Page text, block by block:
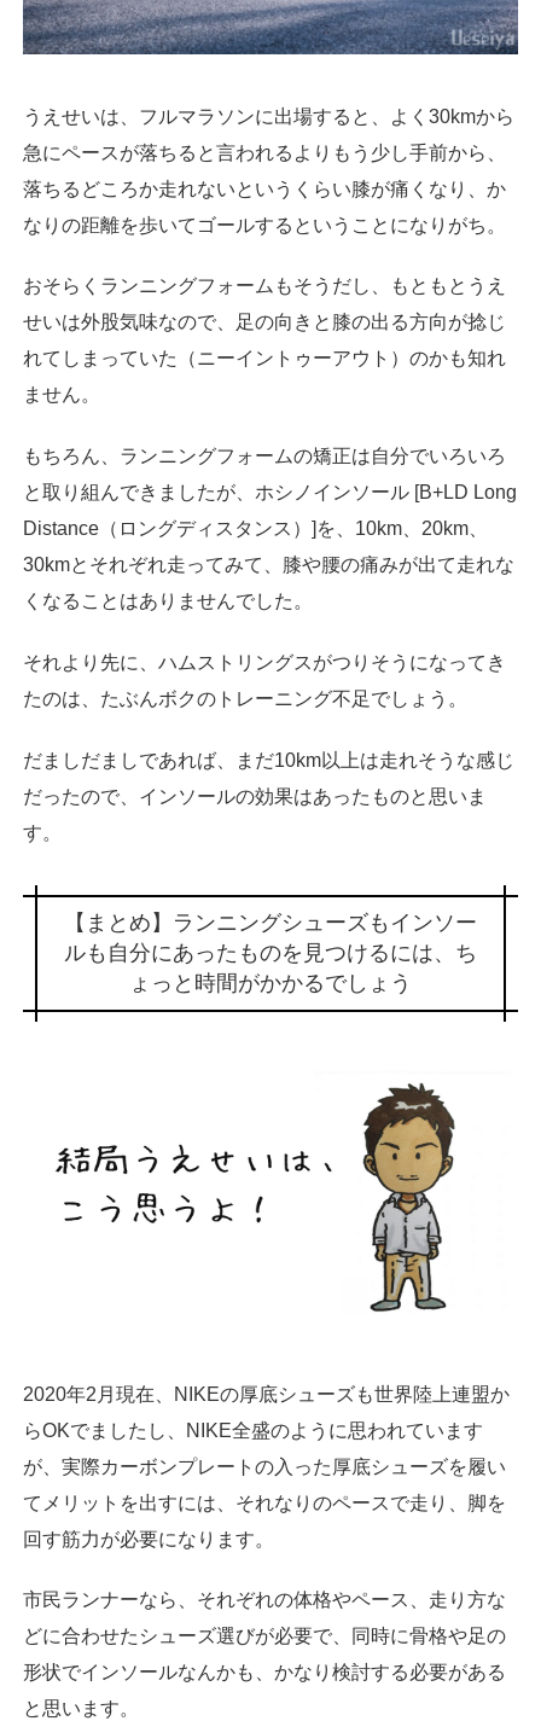
うえせいは、フルマラソンに出場すると、よく30kmから
急にペースが落ちると言われるよりもう少し手前から、
落ちるどころか走れないというくらい膝が痛くなり、か
なりの距離を歩いてゴールするということになりがち。
おそらくランニングフォームもそうだし、もともとうえ
せいは外股気味なので、足の向きと膝の出る方向が捻じ
れてしまっていた（ニーイントゥーアウト）のかも知れ
ません。
もちろん、ランニングフォームの矯正は自分でいろいろ
と取り組んできましたが、ホシノインソール [B+LD Long
Distance（ロングディスタンス）]を、10km、20km、
30kmとそれぞれ走ってみて、膝や腰の痛みが出て走れな
くなることはありませんでした。
それより先に、ハムストリングスがつりそうになってき
たのは、たぶんボクのトレーニング不足でしょう。
だましだましであれば、まだ10km以上は走れそうな感じ
だったので、インソールの効果はあったものと思いま
す。
【まとめ】ランニングシューズもインソー
ルも自分にあったものを見つけるには、ち
ょっと時間がかかるでしょう
2020年2月現在、NIKEの厚底シューズも世界陸上連盟か
らOKでましたし、NIKE全盛のように思われています
が、実際カーボンプレートの入った厚底シューズを履い
てメリットを出すには、それなりのペースで走り、脚を
回す筋力が必要になります。
市民ランナーなら、それぞれの体格やペース、走り方な
どに合わせたシューズ選びが必要で、同時に骨格や足の
形状でインソールなんかも、かなり検討する必要がある
と思います。